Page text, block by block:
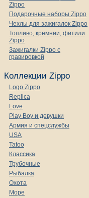
Zippo
Подарочные наборы Zippo
Чехлы для зажигалок Zippo
Топливо, кремнии, фитили
Zippo
Зажигалки Zippo с
гравировкой
Коллекции Zippo
Logo Zippo
Replica
Love
Play Boy и девушки
Армия и спецслужбы
USA
Tatoo
Классика
Трубочные
Рыбалка
Охота
Море